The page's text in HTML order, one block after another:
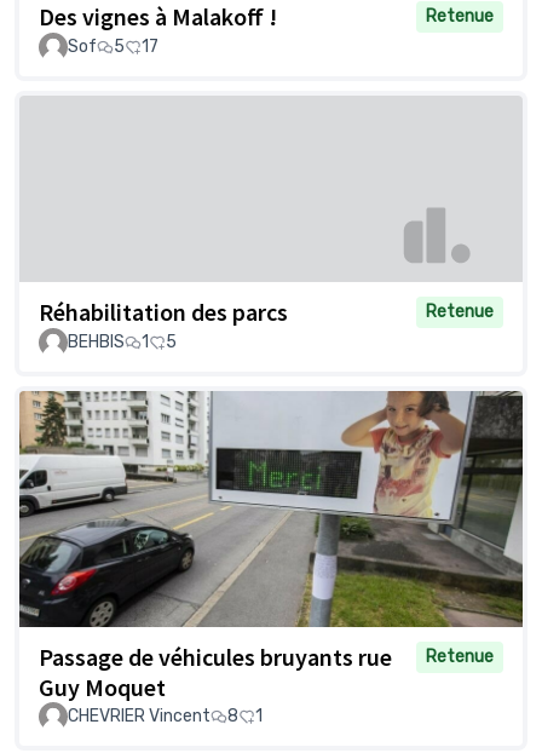
Des vignes à Malakoff !
Retenue
Sof
5 17
Réhabilitation des parcs
Retenue
BEHBIS
1 5
Passage de véhicules bruyants rue
Guy Moquet
Retenue
CHEVRIER Vincent 8 1